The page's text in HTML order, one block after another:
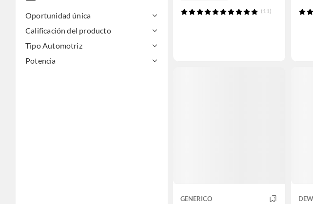
Oportunidad única
Calificación del producto
Tipo Automotriz
Potencia
(11)
GENERICO